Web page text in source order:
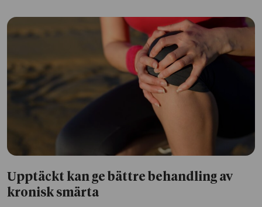
Upptäckt kan ge bättre behandling av
kronisk smärta